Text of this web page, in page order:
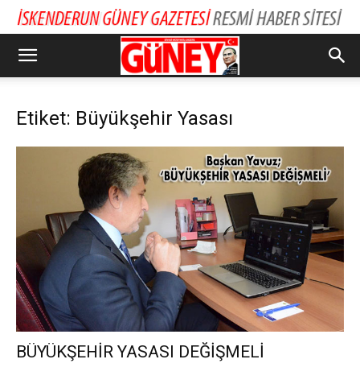
Etiket: Büyükşehir Yasası
BÜYÜKŞEHİR YASASI DEĞİŞMELİ